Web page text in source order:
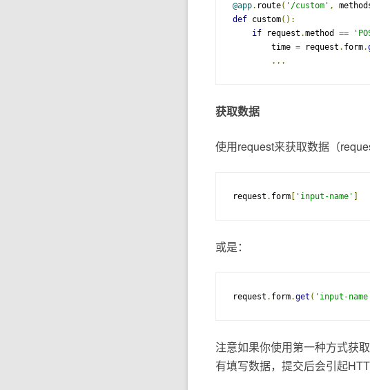
@app. route( '/custom' ,
def custom():
if request .method ==
        time
= request . form.
...
获取数据
使用request来获取数据（
request . form 'input-name'
或是：
request . form.get ( 'input-
注意如果你使用第一种方式获取
有填写数据，提交后会引起